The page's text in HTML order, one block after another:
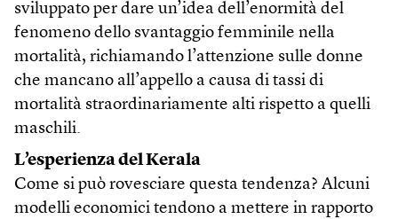
sviluppato per dare un’idea dell’enormità del
fenomeno dello svantaggio femminile nella
mortalità, richiamando l’attenzione sulle donne
che mancano all’appello a causa di tassi di
mortalità straordinariamente alti rispetto a quelli
maschili.
L’esperienza del Kerala
Come si può rovesciare questa tendenza? Alcuni
modelli economici tendono a mettere in rapporto